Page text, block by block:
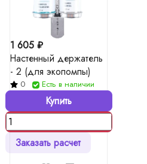
1 605 ₽
Настенный держатель
- 2 (для экопомпы)
0 Есть в наличии
Купить
Заказать расчет